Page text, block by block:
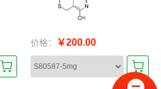
价格： ￥200.00